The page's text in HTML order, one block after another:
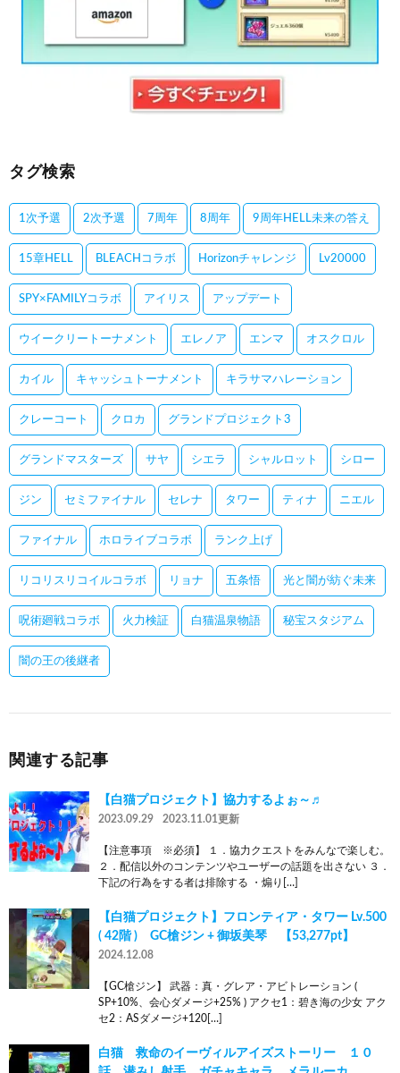
タグ検索
1次予選 2次予選 7周年 8周年 9周年HELL未来の答え
15章HELL BLEACHコラボ Horizonチャレンジ Lv20000
SPY×FAMILYコラボ アイリス アップデート
ウイークリートーナメント エレノア エンマ オスクロル
カイル キャッシュトーナメント キラサマハレーション
クレーコート クロカ グランドプロジェクト3
グランドマスターズ サヤ シエラ シャルロット シロー
ジン セミファイナル セレナ タワー ティナ ニエル
ファイナル ホロライブコラボ ランク上げ
リコリスリコイルコラボ リョナ 五条悟 光と闇が紡ぐ未来
呪術廻戦コラボ 火力検証 白猫温泉物語 秘宝スタジアム
闇の王の後継者
関連する記事
【白猫プロジェクト】協力するよぉ～♬
2023.09.29 2023.11.01更新
【注意事項 ※必須】 １．協力クエストをみんなで楽しむ。
２．配信以外のコンテンツやユーザーの話題を出さない ３．
下記の行為をする者は排除する ・煽り[…]
【白猫プロジェクト】フロンティア・タワー Lv.500
( 42階 ) GC槍ジン + 御坂美琴 【53,277pt】
2024.12.08
【GC槍ジン】 武器：真・グレア・アビトレーション (
SP+10%、会心ダメージ+25% ) アクセ1：碧き海の少女 アク
セ2：ASダメージ+120[…]
白猫 救命のイーヴィルアイズストーリー １０